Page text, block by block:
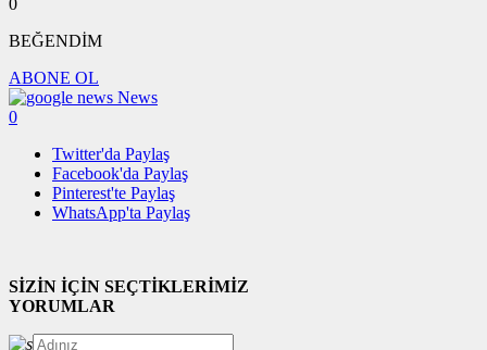
BEĞENDİM
ABONE OL
News
0
Twitter'da Paylaş
Facebook'da Paylaş
Pinterest'te Paylaş
WhatsApp'ta Paylaş
SİZİN İÇİN SEÇTİKLERİMİZ
YORUMLAR